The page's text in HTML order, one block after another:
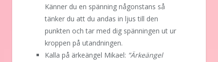
Känner du en spänning någonstans så
tänker du att du andas in ljus till den
punkten och tar med dig spänningen ut ur
kroppen på utandningen.
Kalla på ärkeängel Mikael: ”Ärkeängel